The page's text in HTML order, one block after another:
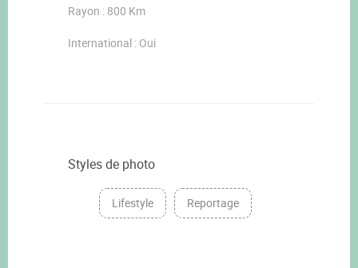
Rayon : 800 Km
International : Oui
Styles de photo
Lifestyle Reportage